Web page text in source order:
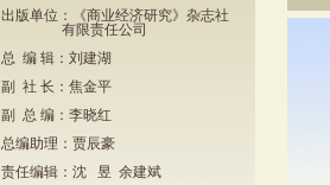
出版单位：《商业经济研究》杂志社
有限责任公司
总 编 辑：刘建湖
副 社 长：焦金平
副 总 编：李晓红
总编助理：贾辰豪
责任编辑：沈 昱 余建斌